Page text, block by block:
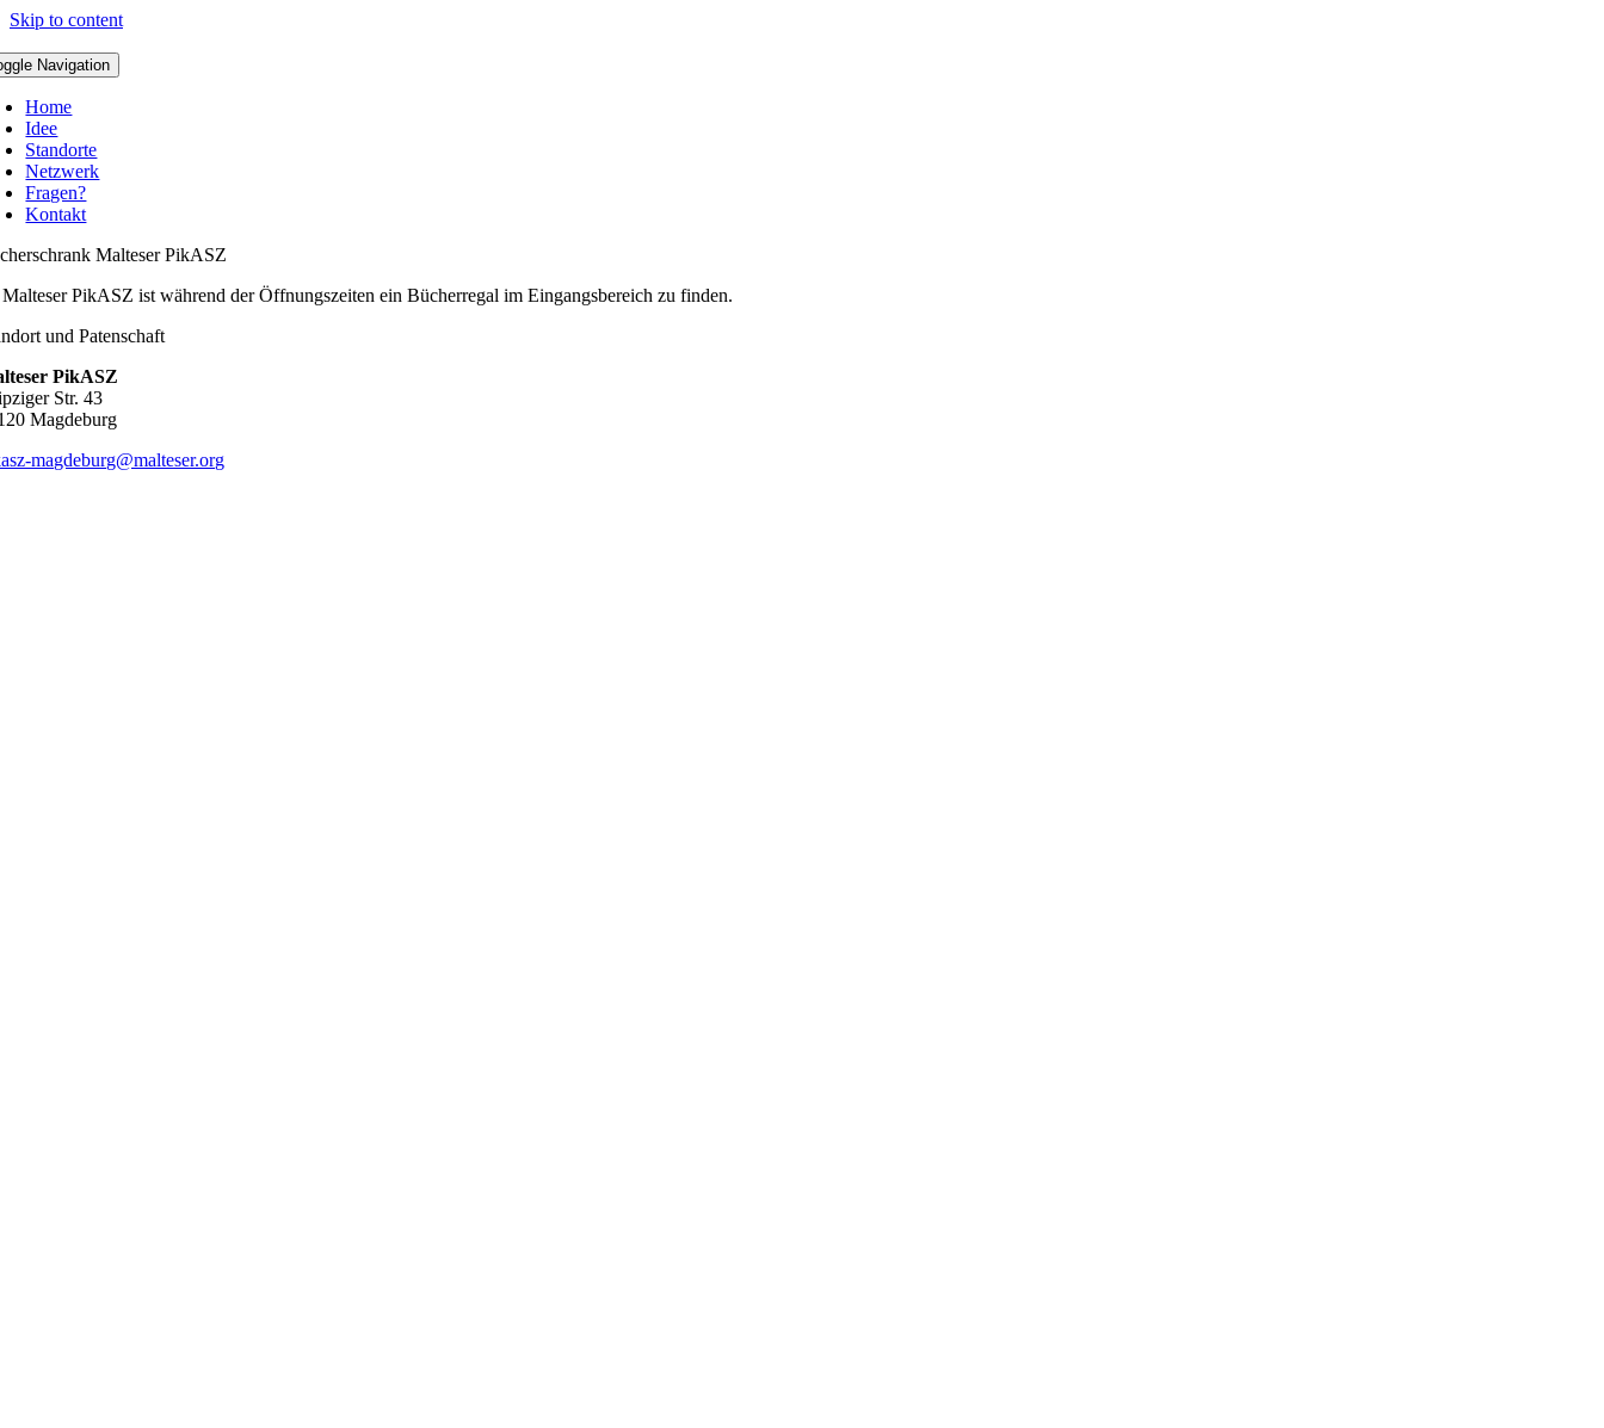
Skip to content
Navigation
Home
Idee
Standorte
Netzwerk
Fragen?
Kontakt
Malteser PikASZ
PikASZ ist während der Öffnungszeiten ein Bücherregal im Eingangsbereich zu finden.
und Patenschaft
PikASZ
Str. 43
Magdeburg
magdeburg@malteser.org